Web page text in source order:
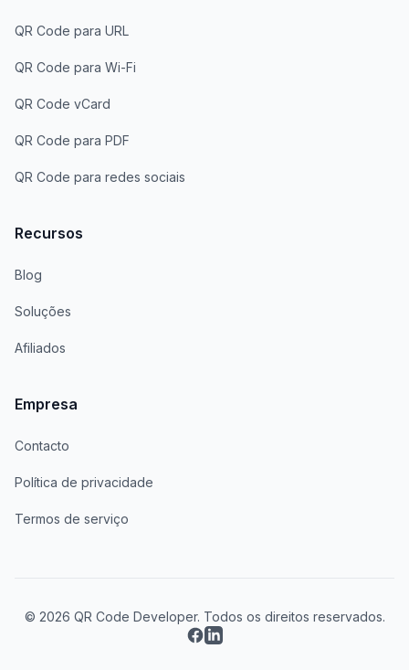
QR Code para URL
QR Code para Wi-Fi
QR Code vCard
QR Code para PDF
QR Code para redes sociais
Recursos
Blog
Soluções
Afiliados
Empresa
Contacto
Política de privacidade
Termos de serviço
© 2026 QR Code Developer. Todos os direitos reservados.